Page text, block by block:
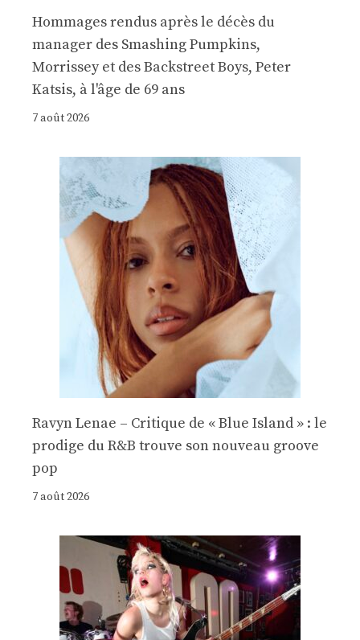
Hommages rendus après le décès du
manager des Smashing Pumpkins,
Morrissey et des Backstreet Boys, Peter
Katsis, à l'âge de 69 ans
7 août 2026
Ravyn Lenae – Critique de « Blue Island » : le
prodige du R&B trouve son nouveau groove
pop
7 août 2026